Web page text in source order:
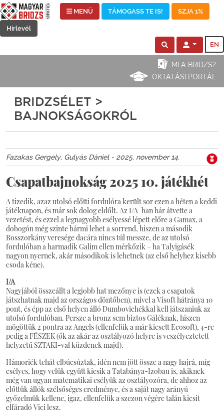
MENÜ TÁMOGASS TE IS! SZJA 1%
Hírlevél
EN
MI A BRIDZS?
OKTATÁSI PORTÁL
BRIDZSÉLET >
BAJNOKSÁGOKRÓL
Fazakas Gergely, Gulyás Dániel - 2025. november 14.
Csapatbajnokság 2025 10. játékhét
A tizedik, azaz utolsó előtti fordulóra került sor ezen a héten a keddi
játéknapon, és már sok dolog eldőlt. Az I/A-ban bár átvette a
vezetést, és ezzel a legnagyobb esélyessé lépett előre a Gamax, a
dobogón még szinte bármi lehet a sorrend, hiszen a második
Bosszorkány veresége dacára nincs túl messze, de az utolsó
fordulóban a harmadik Galim ellen mérkőzik – ha Talyigásék
nagyon nyernek, akár másodikok is lehetnek (az első helyhez kisebb
csoda kéne).
I/A
Nagyjából összeállt a legjobb hat mezőnye is (ezek a csapatok
játszhatnak majd az országos döntőben), mivel a Visoft hátránya 10
pont, és épp az első helyen álló Dumbovichékkal kell játszaniuk az
utolsó fordulóban. Persze a bronz sem biztos Gáléknak, hiszen
mögöttük 2 pontra az Angels (ellenfelük a már kiesett Ecosoft), 4-re
pedig a FÉSZEK (ők az akár az osztályozó helyre is veszélyeztetett
helyzetű SZTAKI-val küzdenek majd).
Hámoriék tehát elbúcsúztak, idén nem jött össze a nagy hajrá, míg
esélyes, hogy velük együtt kiesik a Tatabánya-Izobau is, akiknek
még van ugyan matematikai esélyük az osztályozóra, de ahhoz az
előttük állók szélsőséges eredménye, és a saját nagy arányú
győzelmük kellene, igaz, ellenfelük a szezon végére talán kicsit
elfáradó Vici lesz.